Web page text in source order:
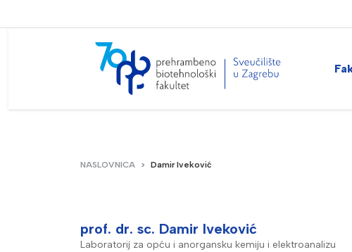
NASLOVNICA Damir Iveković
prof. dr. sc. Damir Iveković
Laboratorij za opću i anorgansku kemiju i elektroanalizu